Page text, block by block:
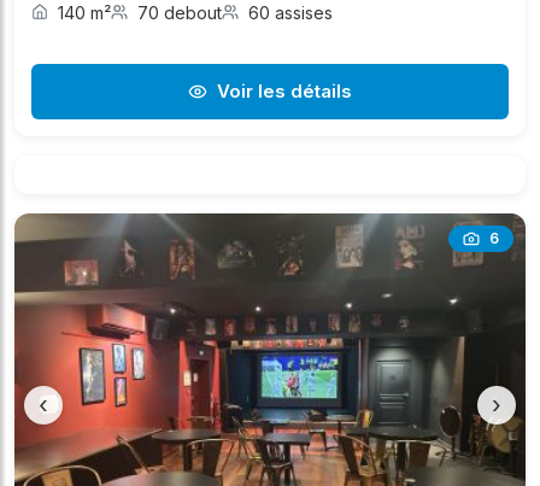
140 m² 70 debout 60 assises
Voir les détails
6
‹ ›